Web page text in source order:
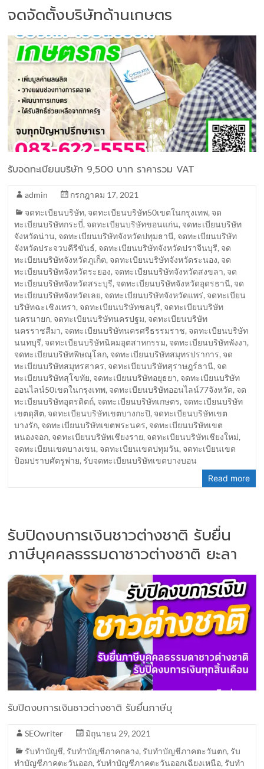
จดจัดตั้งบริษัทด้านเกษตร
รับจดทะเบียนบริษัท 9,500 บาท ราคารวม VAT
admin
กรกฎาคม 17, 2021
จดทะเบียนบริษัท, จดทะเบียนบริษัท50เขตในกรุงเทพ, จด
ทะเบียนบริษัทกระบี่, จดทะเบียนบริษัทขอนแก่น, จดทะเบียนบริษัท
จังหวัดน่าน, จดทะเบียนบริษัทจังหวัดปทุมธานี, จดทะเบียนบริษัท
จังหวัดประจวบคีรีขันธ์, จดทะเบียนบริษัทจังหวัดปราจีนบุรี, จด
ทะเบียนบริษัทจังหวัดภูเก็ต, จดทะเบียนบริษัทจังหวัดระนอง, จด
ทะเบียนบริษัทจังหวัดระยอง, จดทะเบียนบริษัทจังหวัดสงขลา, จด
ทะเบียนบริษัทจังหวัดสระบุรี, จดทะเบียนบริษัทจังหวัดอุดรธานี, จด
ทะเบียนบริษัทจังหวัดเลย, จดทะเบียนบริษัทจังหวัดแพร่, จดทะเบียน
บริษัทฉะเชิงเทรา, จดทะเบียนบริษัทชลบุรี, จดทะเบียนบริษัท
นครนายก, จดทะเบียนบริษัทนครปฐม, จดทะเบียนบริษัท
นครราชสีมา, จดทะเบียนบริษัทนครศรีธรรมราช, จดทะเบียนบริษัท
นนทบุรี, จดทะเบียนบริษัทนิคมอุตสาหกรรม, จดทะเบียนบริษัทพังงา,
จดทะเบียนบริษัทพิษณุโลก, จดทะเบียนบริษัทสมุทรปราการ, จด
ทะเบียนบริษัทสมุทรสาคร, จดทะเบียนบริษัทสุราษฎร์ธานี, จด
ทะเบียนบริษัทสุโขทัย, จดทะเบียนบริษัทอยุธยา, จดทะเบียนบริษัท
ออนไลน์50เขตในกรุงเทพ, จดทะเบียนบริษัทออนไลน์77จังหวัด, จด
ทะเบียนบริษัทอุตรดิตถ์, จดทะเบียนบริษัทเกษตร, จดทะเบียนบริษัท
เขตดุสิต, จดทะเบียนบริษัทเขตบางกะปิ, จดทะเบียนบริษัทเขต
บางรัก, จดทะเบียนบริษัทเขตพระนคร, จดทะเบียนบริษัทเขต
หนองจอก, จดทะเบียนบริษัทเชียงราย, จดทะเบียนบริษัทเชียงใหม่,
จดทะเบียนเขตบางเขน, จดทะเบียนเขตปทุมวัน, จดทะเบียนเขต
ป้อมปราบศัตรูพ่าย, รับจดทะเบียนบริษัทเขตบางบอน
Read more
รับปิดงบการเงินชาวต่างชาติ รับยื่น
ภาษีบุคคลธรรมดาชาวต่างชาติ ยะลา
รับปิดงบการเงินชาวต่างชาติ รับยื่นภาษีบุ
SEOwriter
มิถุนายน 29, 2021
รับทำบัญชี, รับทำบัญชีภาคกลาง, รับทำบัญชีภาคตะวันตก, รับ
ทำบัญชีภาคตะวันออก, รับทำบัญชีภาคตะวันออกเฉียงเหนือ, รับทำ